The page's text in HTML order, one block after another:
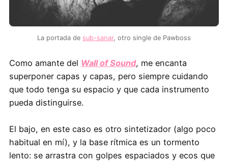
La portada de sub-sanar, otro single de Pawboss
Como amante del Wall of Sound, me encanta
superponer capas y capas, pero siempre cuidando
que todo tenga su espacio y que cada instrumento
pueda distinguirse.
El bajo, en este caso es otro sintetizador (algo poco
habitual en mí), y la base rítmica es un tormento
lento: se arrastra con golpes espaciados y ecos que